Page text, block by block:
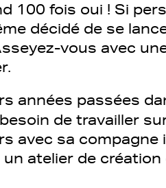
100 fois oui ! Si
décidé de se
vous avec
années passées
de travailler
avec sa
un atelier de